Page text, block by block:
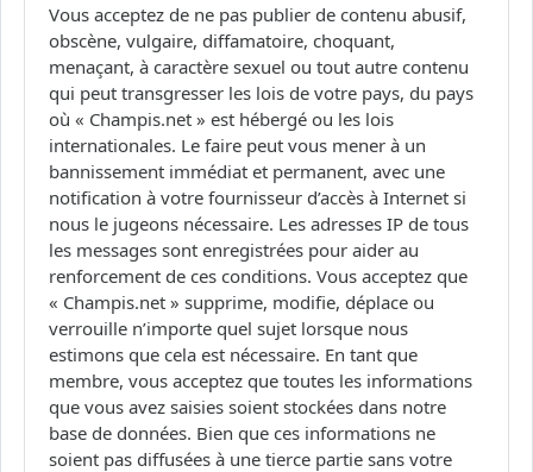
Vous acceptez de ne pas publier de contenu abusif,
obscène, vulgaire, diffamatoire, choquant,
menaçant, à caractère sexuel ou tout autre contenu
qui peut transgresser les lois de votre pays, du pays
où « Champis.net » est hébergé ou les lois
internationales. Le faire peut vous mener à un
bannissement immédiat et permanent, avec une
notification à votre fournisseur d’accès à Internet si
nous le jugeons nécessaire. Les adresses IP de tous
les messages sont enregistrées pour aider au
renforcement de ces conditions. Vous acceptez que
« Champis.net » supprime, modifie, déplace ou
verrouille n’importe quel sujet lorsque nous
estimons que cela est nécessaire. En tant que
membre, vous acceptez que toutes les informations
que vous avez saisies soient stockées dans notre
base de données. Bien que ces informations ne
soient pas diffusées à une tierce partie sans votre